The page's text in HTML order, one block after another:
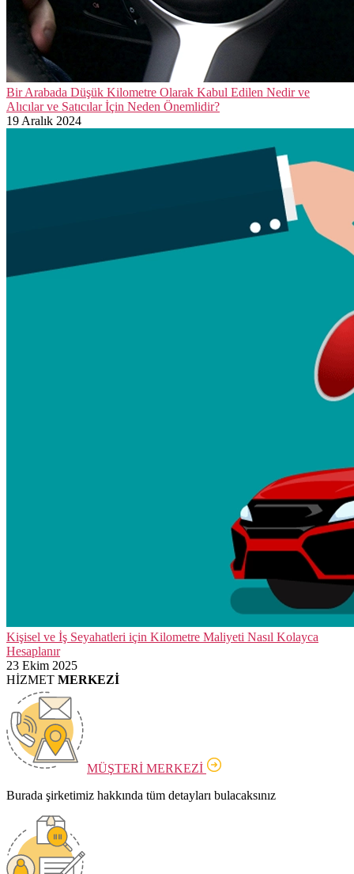
Bir Arabada Düşük Kilometre Olarak Kabul Edilen Nedir ve
Alıcılar ve Satıcılar İçin Neden Önemlidir?
19 Aralık 2024
Kişisel ve İş Seyahatleri için Kilometre Maliyeti Nasıl Kolayca
Hesaplanır
23 Ekim 2025
HİZMET MERKEZİ
MÜŞTERİ MERKEZİ
Burada şirketimiz hakkında tüm detayları bulacaksınız